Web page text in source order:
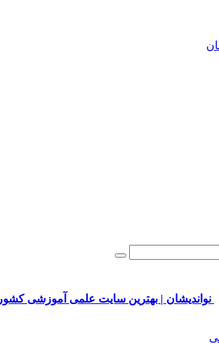
نواندیشان | بهترین سایت علمی آموزشی کشور